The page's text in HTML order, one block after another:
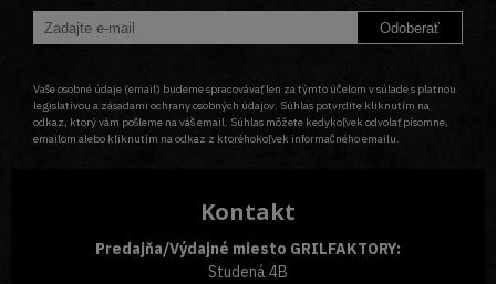
Odoberať
Vaše osobné údaje (email) budeme spracovávať len za týmto účelom v súlade s platnou
legislatívou a zásadami ochrany osobných údajov. Súhlas potvrdíte kliknutím na
odkaz, ktorý vám pošleme na váš email. Súhlas môžete kedykoľvek odvolať písomne,
emailom alebo kliknutím na odkaz z ktoréhokoľvek informačného emailu.
Kontakt
Predajňa/Výdajné miesto GRILFAKTORY:
Studená 4B